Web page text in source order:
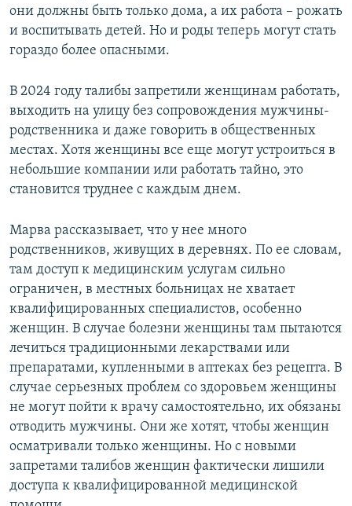
они должны быть только дома, а их работа – рожать
и воспитывать детей. Но и роды теперь могут стать
гораздо более опасными.
В 2024 году талибы запретили женщинам работать,
выходить на улицу без сопровождения мужчины-
родственника и даже говорить в общественных
местах. Хотя женщины все еще могут устроиться в
небольшие компании или работать тайно, это
становится труднее с каждым днем.
Марва рассказывает, что у нее много
родственников, живущих в деревнях. По ее словам,
там доступ к медицинским услугам сильно
ограничен, в местных больницах не хватает
квалифицированных специалистов, особенно
женщин. В случае болезни женщины там пытаются
лечиться традиционными лекарствами или
препаратами, купленными в аптеках без рецепта. В
случае серьезных проблем со здоровьем женщины
не могут пойти к врачу самостоятельно, их обязаны
отводить мужчины. Они же хотят, чтобы женщин
осматривали только женщины. Но с новыми
запретами талибов женщин фактически лишили
доступа к квалифицированной медицинской